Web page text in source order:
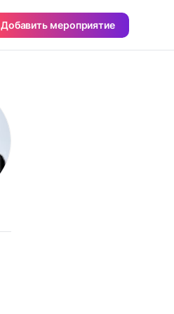
Добавить мероприятие